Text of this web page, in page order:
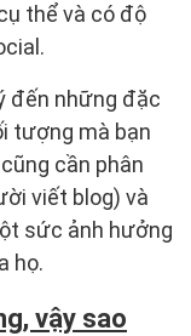
thể và có độ
đến những đặc
tượng mà bạn
cần phân
viết blog) và
sức ảnh hưởng
họ.
vậy sao